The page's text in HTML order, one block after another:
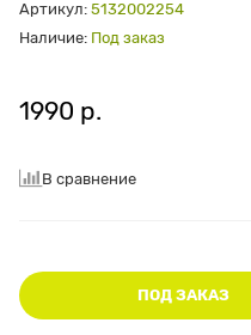
Артикул: 5132002254
Наличие: Под заказ
1990 р.
В сравнение
ПОД ЗАКАЗ